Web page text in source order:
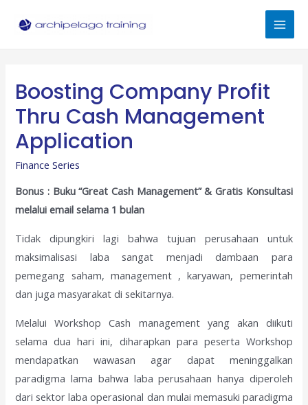
Boosting Company Profit
Thru Cash Management
Application
Finance Series
Bonus : Buku “Great Cash Management” & Gratis Konsultasi
melalui email selama 1 bulan
Tidak dipungkiri lagi bahwa tujuan perusahaan untuk
maksimalisasi laba sangat menjadi dambaan para
pemegang saham, management , karyawan, pemerintah
dan juga masyarakat di sekitarnya.
Melalui Workshop Cash management yang akan diikuti
selama dua hari ini, diharapkan para peserta Workshop
mendapatkan wawasan agar dapat meninggalkan
paradigma lama bahwa laba perusahaan hanya diperoleh
dari sektor laba operasional dan mulai memasuki paradigma